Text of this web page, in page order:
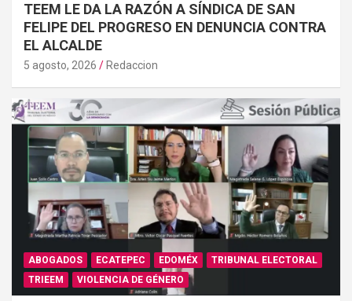
TEEM LE DA LA RAZÓN A SÍNDICA DE SAN
FELIPE DEL PROGRESO EN DENUNCIA CONTRA
EL ALCALDE
5 agosto, 2026 Redaccion
ABOGADOS ECATEPEC EDOMÉX
TRIBUNAL ELECTORAL
TRIEEM
VIOLENCIA DE GÉNERO